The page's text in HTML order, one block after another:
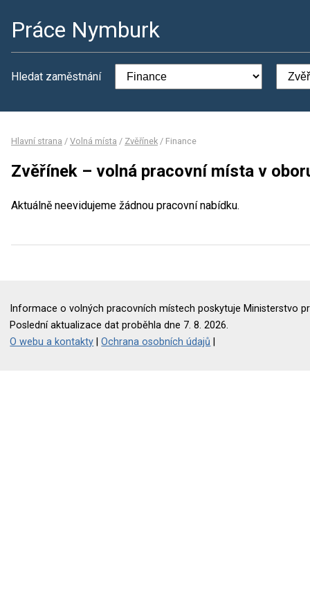
Práce Nymburk
Hledat zaměstnání
Hlavní strana / Volná místa / Zvěřínek / Finance
Zvěřínek – volná pracovní místa v
Aktuálně neevidujeme žádnou pracovní nabídku.
Informace o volných pracovních místech poskytuje Ministerstvo
Poslední aktualizace dat proběhla dne 7. 8. 2026.
O webu a kontakty |Ochrana osobních údajů